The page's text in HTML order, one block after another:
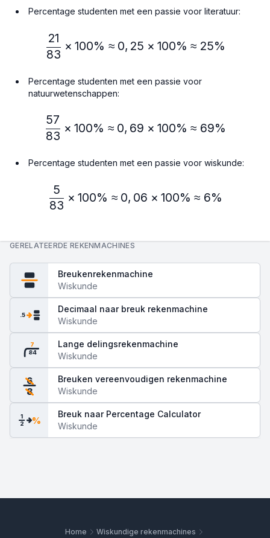
Percentage studenten met een passie voor literatuur:
\frac{21}{83} × 100\% ≈
83
21
× 100% ≈ 0, 25 × 100% ≈ 25%
Percentage studenten met een passie voor
natuurwetenschappen:
\frac{57}{83} × 100\% ≈
83
57
× 100% ≈ 0, 69 × 100% ≈ 69%
Percentage studenten met een passie voor wiskunde:
\frac{5}{83} × 100\% ≈
83
5
× 100% ≈ 0, 06 × 100% ≈ 6%
GERELATEERDE REKENMACHINES
Breukenrekenmachine
Wiskunde
.5
Decimaal naar breuk rekenmachine
Wiskunde
84
7
Lange delingsrekenmachine
Wiskunde
6
8
Breuken vereenvoudigen rekenmachine
Wiskunde
1
2 %
Breuk naar Percentage Calculator
Wiskunde
Home
Wiskundige rekenmachines